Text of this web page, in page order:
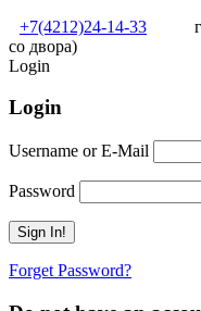
+7(4212)24-14-33
со двора)
Login
Login
Username or E-Mail
Password
Forget Password?